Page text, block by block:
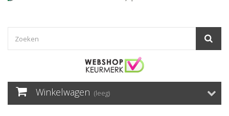
Winkelwagen (leeg)